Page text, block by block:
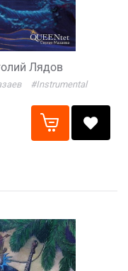
Лядов
#Instrumental